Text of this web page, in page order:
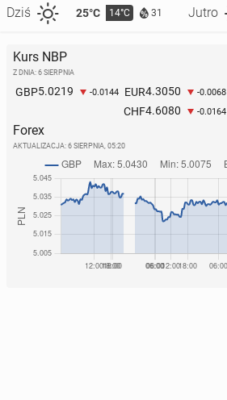
Dziś 25°C 14°C 31 Jutro
Kurs NBP
Z DNIA: 6 SIERPNIA
GBP5.0219 -0.0144 EUR4.3050 -0.0068
CHF4.6080 -0.0164
Forex
AKTUALIZACJA: 6 SIERPNIA, 05:20